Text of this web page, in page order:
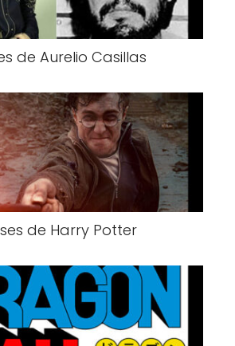
de Aurelio Casillas
de Harry Potter